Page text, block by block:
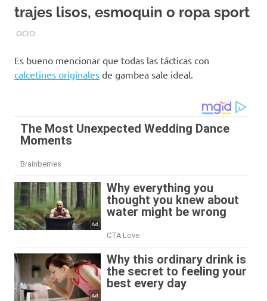
trajes lisos, esmoquin o ropa sport
JUNIO 18, 2019
EQUIPO DE REDACCIÓN
OCIO
Es bueno mencionar que todas las tácticas con
calcetines originales de gambea sale ideal.